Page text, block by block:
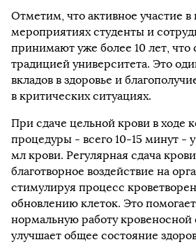
Отметим, что активное участие
мероприятиях студенты и
принимают уже более 10 лет, что
традицией университета. Это
вкладов в здоровье и
в критических ситуациях.
При сдаче цельной крови в ходе
процедуры - всего 10-15 минут -
мл крови. Регулярная сдача
благотворное воздействие на
стимулируя процесс
обновлению клеток. Это
нормальную работу
улучшает общее состояние